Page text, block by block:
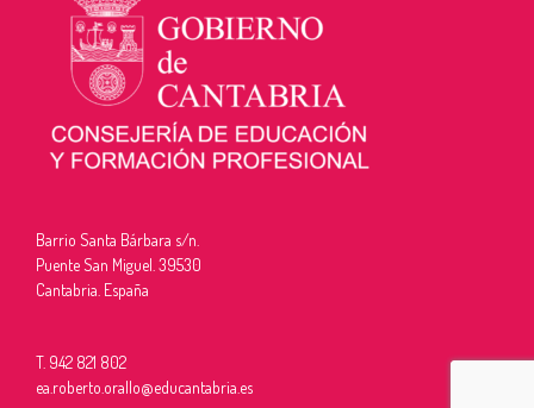
Barrio Santa Bárbara s/n.
Puente San Miguel. 39530
Cantabria. España
T. 942 821 802
ea.roberto.orallo@educantabria.es